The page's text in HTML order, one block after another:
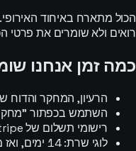
רואים ולא שומרים את פרטי
כמה זמן אנחנו
הרעיון, המחקר והדוח
השתמש בכפתור "מחק את
רישומי תשלום של Stripe נשמרים לאורך זמן כפי שמחייבים דיני המס באיחוד האירופי (Stripe מטפלת בזה, לא אנחנו).
לוגי שרת: 14 ימים, ואז מתבצעת רוטציה אוטומטית.